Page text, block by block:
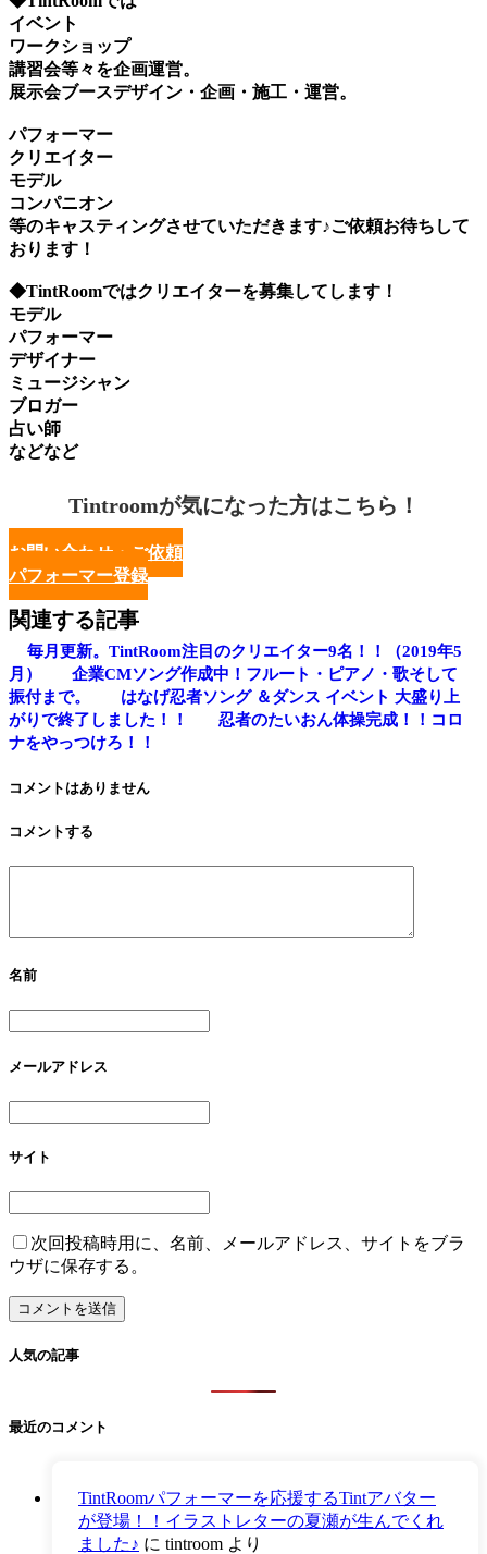
イベント
ワークショップ
講習会等々を企画運営。
展示会ブースデザイン・企画・施工・運営。
パフォーマー
クリエイター
モデル
コンパニオン
等のキャスティングさせていただきます♪ご依頼お待ちして
おります！
◆TintRoomではクリエイターを募集してします！
モデル
パフォーマー
デザイナー
ミュージシャン
ブロガー
占い師
などなど
Tintroomが気になった方はこちら！
お問い合わせ・ご依頼
パフォーマー登録
関連する記事
毎月更新。TintRoom注目のクリエイター9名！！（2019年5
月）
企業CMソング作成中！フルート・ピアノ・歌そして
振付まで。
はなげ忍者ソング ＆ダンス イベント 大盛り上
がりで終了しました！！
忍者のたいおん体操完成！！コロ
ナをやっつけろ！！
コメントはありません
コメントする
名前
メールアドレス
サイト
次回投稿時用に、名前、メールアドレス、サイトをブラ
ウザに保存する。
人気の記事
最近のコメント
TintRoomパフォーマーを応援するTintアバター
が登場！！イラストレターの夏瀬が生んでくれ
ました♪ に tintroom より